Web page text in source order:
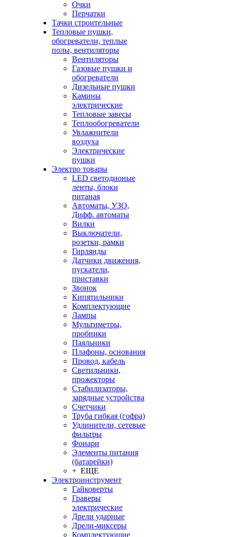
Очки
Перчатки
Тачки строительные
Тепловые пушки,
обогреватели, теплые
полы, вентиляторы
Вентиляторы
Газовые пушки и
обогреватели
Дизельные пушки
Камины
электрические
Тепловые завесы
Теплообогреватели
Увлажнители
воздуха
Электрические
пушки
Электро товары
LED светодионые
ленты, блоки
питаная
Автоматы, УЗО,
Дифф. автоматы
Вилки
Выключатели,
розетки, рамки
Гирлянды
Датчики движения,
пускатели,
приставки
Звонок
Кипятильники
Комплектующие
Лампы
Мультиметры,
пробники
Паяльники
Плафоны, основания
Провод, кабель
Светильники,
прожекторы
Стабилизаторы,
зарядные устройства
Счетчики
Труба гибкая (гофра)
Удлинители, сетевые
фильтры
Фонари
Элементы питания
(батарейки)
+ ЕЩЕ
Электроинструмент
Гайковерты
Граверы
электрические
Дрели ударные
Дрели-миксеры
Комплектующие